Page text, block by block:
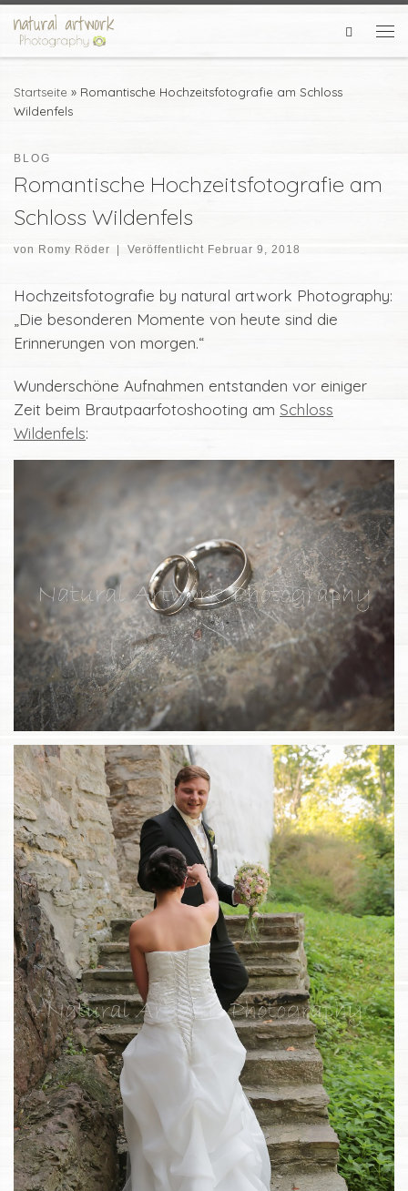
Zum Inhalt springen
Search
Startseite » Romantische Hochzeitsfotografie am Schloss
Wildenfels
BLOG
Romantische Hochzeitsfotografie am
Schloss Wildenfels
von Romy Röder | Veröffentlicht Februar 9, 2018
Hochzeitsfotografie by natural artwork Photography:
„Die besonderen Momente von heute sind die
Erinnerungen von morgen.“
Wunderschöne Aufnahmen entstanden vor einiger
Zeit beim Brautpaarfotoshooting am Schloss
Wildenfels: